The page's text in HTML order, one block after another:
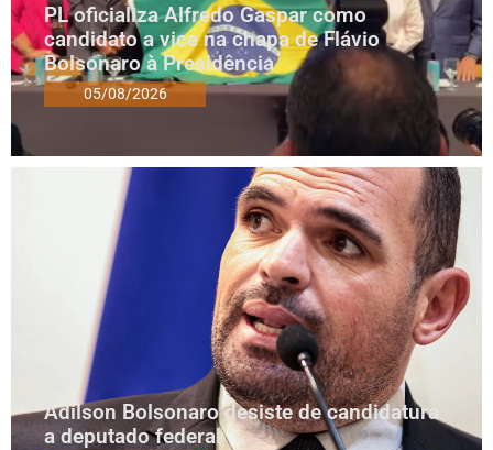
PL oficializa Alfredo Gaspar como
candidato a vice na chapa de Flávio
Bolsonaro à Presidência
05/08/2026
Adilson Bolsonaro desiste de candidatura
a deputado federal